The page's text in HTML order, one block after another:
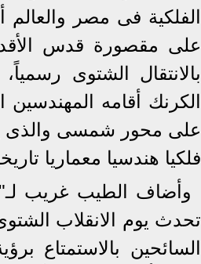
الفلكية فى مصر
على مقصورة قدس
بالانتقال الشتوى
الكرنك أقامه
على محور شمسى والذى
فلكيا هندسيا معماريا
وأضاف الطيب غريب
تحدث يوم الانقلاب
السائحين بالاستمتاع